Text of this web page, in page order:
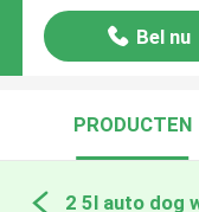
Bel nu
PRODUCTEN